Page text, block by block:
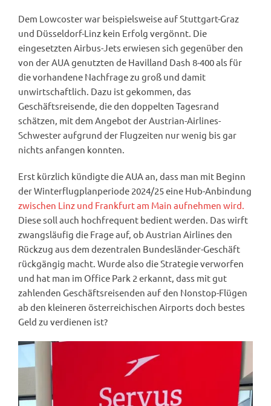
Dem Lowcoster war beispielsweise auf Stuttgart-Graz
und Düsseldorf-Linz kein Erfolg vergönnt. Die
eingesetzten Airbus-Jets erwiesen sich gegenüber den
von der AUA genutzten de Havilland Dash 8-400 als für
die vorhandene Nachfrage zu groß und damit
unwirtschaftlich. Dazu ist gekommen, das
Geschäftsreisende, die den doppelten Tagesrand
schätzen, mit dem Angebot der Austrian-Airlines-
Schwester aufgrund der Flugzeiten nur wenig bis gar
nichts anfangen konnten.
Erst kürzlich kündigte die AUA an, dass man mit Beginn
der Winterflugplanperiode 2024/25 eine Hub-Anbindung
zwischen Linz und Frankfurt am Main aufnehmen wird.
Diese soll auch hochfrequent bedient werden. Das wirft
zwangsläufig die Frage auf, ob Austrian Airlines den
Rückzug aus dem dezentralen Bundesländer-Geschäft
rückgängig macht. Wurde also die Strategie verworfen
und hat man im Office Park 2 erkannt, dass mit gut
zahlenden Geschäftsreisenden auf den Nonstop-Flügen
ab den kleineren österreichischen Airports doch bestes
Geld zu verdienen ist?